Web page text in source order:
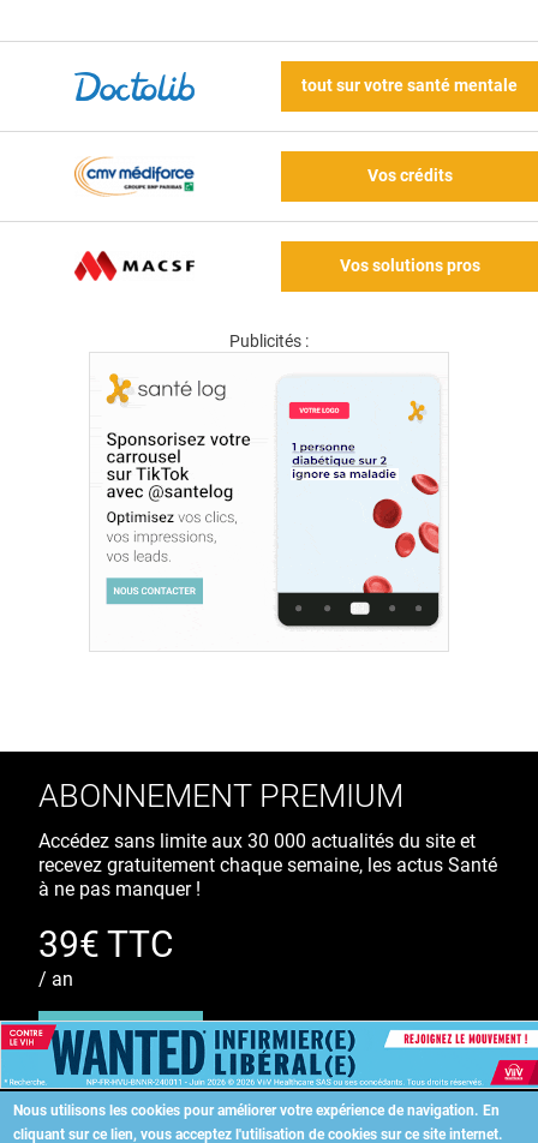
tout sur votre santé mentale
Vos crédits
Vos solutions pros
Publicités :
Nous utilisons les cookies pour améliorer votre expérience de navigation. En
cliquant sur ce lien, vous acceptez l'utilisation de cookies sur ce site internet.
ABONNEMENT PREMIUM
Accédez sans limite aux 30 000 actualités du site et
recevez gratuitement chaque semaine, les actus Santé
à ne pas manquer !
39€ TTC
/ an
S'ABONNER